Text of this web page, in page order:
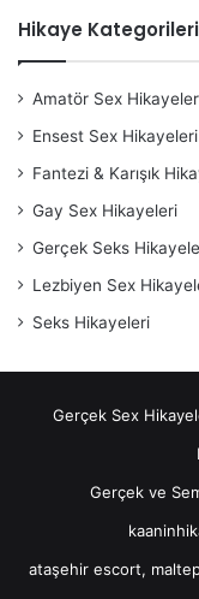
Hikaye Kategorileri
Amatör Sex
Ensest Sex Hikayeleri
Fantezi & Karışık
Gay Sex Hikayeleri
Gerçek Seks
Lezbiyen Sex
Seks Hikayeleri
Gerçek Sex
Gerçek ve
ataşehir escort,